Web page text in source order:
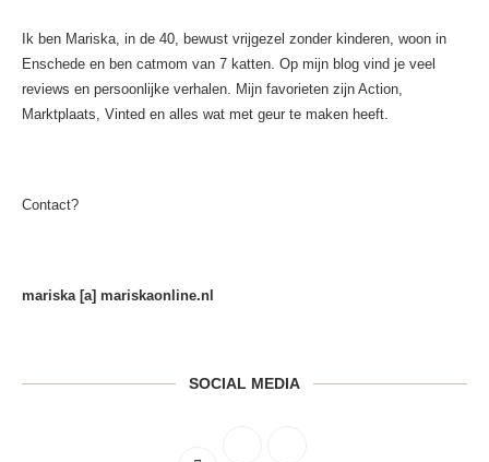
Ik ben Mariska, in de 40, bewust vrijgezel zonder kinderen, woon in
Enschede en ben catmom van 7 katten. Op mijn blog vind je veel
reviews en persoonlijke verhalen. Mijn favorieten zijn Action,
Marktplaats, Vinted en alles wat met geur te maken heeft.
Contact?
mariska [a] mariskaonline.nl
SOCIAL MEDIA